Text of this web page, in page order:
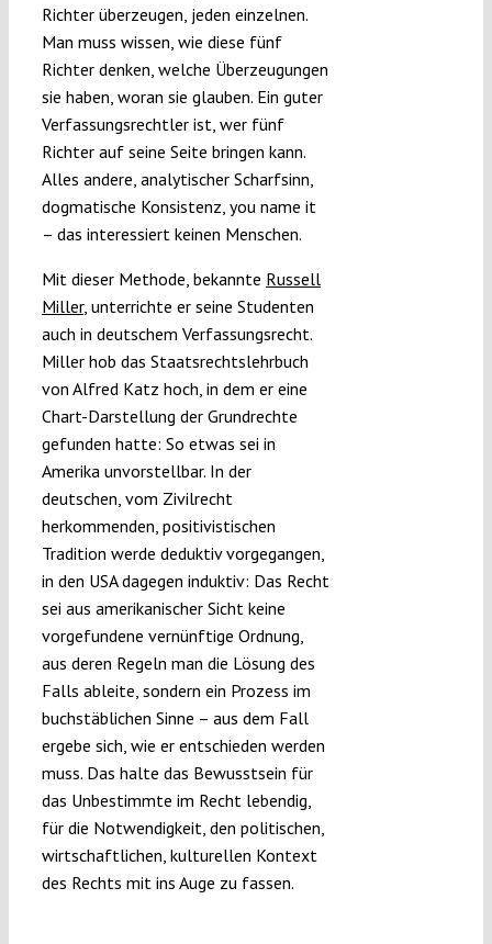
Richter überzeugen, jeden einzelnen.
Man muss wissen, wie diese fünf
Richter denken, welche Überzeugungen
sie haben, woran sie glauben. Ein guter
Verfassungsrechtler ist, wer fünf
Richter auf seine Seite bringen kann.
Alles andere, analytischer Scharfsinn,
dogmatische Konsistenz, you name it
– das interessiert keinen Menschen.
Mit dieser Methode, bekannte Russell
Miller, unterrichte er seine Studenten
auch in deutschem Verfassungsrecht.
Miller hob das Staatsrechtslehrbuch
von Alfred Katz hoch, in dem er eine
Chart-Darstellung der Grundrechte
gefunden hatte: So etwas sei in
Amerika unvorstellbar. In der
deutschen, vom Zivilrecht
herkommenden, positivistischen
Tradition werde deduktiv vorgegangen,
in den USA dagegen induktiv: Das Recht
sei aus amerikanischer Sicht keine
vorgefundene vernünftige Ordnung,
aus deren Regeln man die Lösung des
Falls ableite, sondern ein Prozess im
buchstäblichen Sinne – aus dem Fall
ergebe sich, wie er entschieden werden
muss. Das halte das Bewusstsein für
das Unbestimmte im Recht lebendig,
für die Notwendigkeit, den politischen,
wirtschaftlichen, kulturellen Kontext
des Rechts mit ins Auge zu fassen.